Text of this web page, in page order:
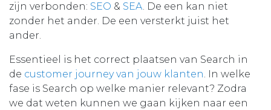
zijn verbonden: SEO & SEA. De een kan niet
zonder het ander. De een versterkt juist het
ander.
Essentieel is het correct plaatsen van Search in
de customer journey van jouw klanten. In welke
fase is Search op welke manier relevant? Zodra
we dat weten kunnen we gaan kijken naar een